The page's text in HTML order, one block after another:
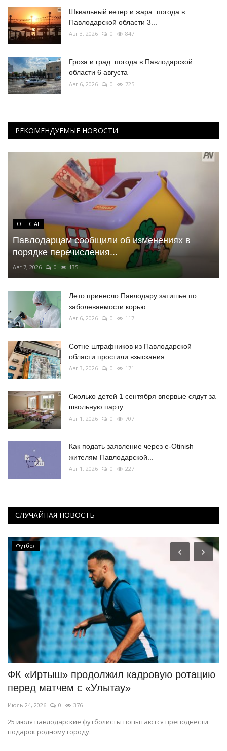
Шквальный ветер и жара: погода в
Павлодарской области 3...
Авг 3, 2026 0 847
Гроза и град: погода в Павлодарской
области 6 августа
Авг 6, 2026 0 725
РЕКОМЕНДУЕМЫЕ НОВОСТИ
OFFICIAL
Павлодарцам сообщили об изменениях в
порядке перечисления...
Авг 7, 2026 0 135
Лето принесло Павлодару затишье по
заболеваемости корью
Авг 6, 2026 0 117
Сотне штрафников из Павлодарской
области простили взыскания
Авг 3, 2026 0 171
Сколько детей 1 сентября впервые сядут за
школьную парту...
Авг 1, 2026 0 707
Как подать заявление через e-Otinish
жителям Павлодарской...
Авг 1, 2026 0 227
СЛУЧАЙНАЯ НОВОСТЬ
Футбол
ФК «Иртыш» продолжил кадровую ротацию
перед матчем с «Улытау»
Июль 24, 2026 0 376
25 июля павлодарские футболисты попытаются преподнести
подарок родному городу.